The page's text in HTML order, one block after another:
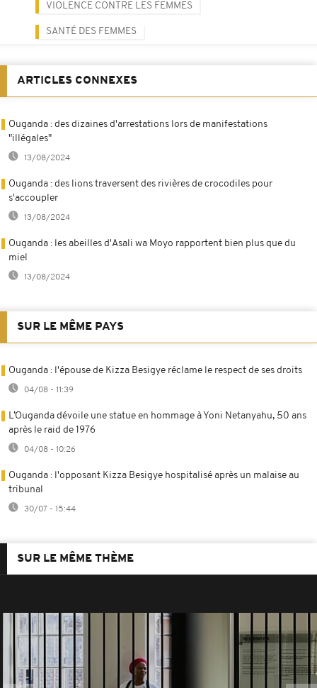
VIOLENCE CONTRE LES FEMMES
SANTÉ DES FEMMES
ARTICLES CONNEXES
Ouganda : des dizaines d'arrestations lors de manifestations
"illégales"
13/08/2024
Ouganda : des lions traversent des rivières de crocodiles pour
s'accoupler
13/08/2024
Ouganda : les abeilles d'Asali wa Moyo rapportent bien plus que du
miel
13/08/2024
SUR LE MÊME PAYS
Ouganda : l'épouse de Kizza Besigye réclame le respect de ses droits
04/08 - 11:39
L’Ouganda dévoile une statue en hommage à Yoni Netanyahu, 50 ans
après le raid de 1976
04/08 - 10:26
Ouganda : l'opposant Kizza Besigye hospitalisé après un malaise au
tribunal
30/07 - 15:44
SUR LE MÊME THÈME